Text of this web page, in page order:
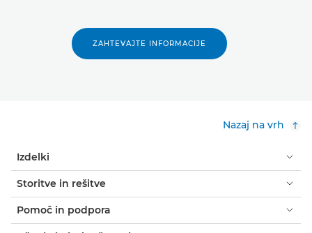
ZAHTEVAJTE INFORMACIJE
Nazaj na vrh
Izdelki
Storitve in rešitve
Pomoč in podpora